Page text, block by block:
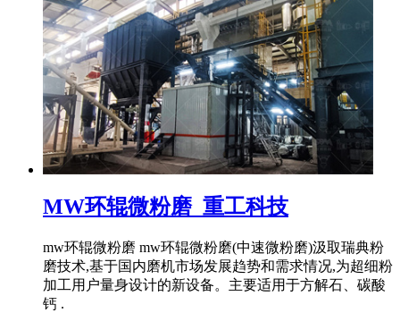
MW环辊微粉磨_重工科技
mw环辊微粉磨 mw环辊微粉磨(中速微粉磨)汲取瑞典粉
磨技术,基于国内磨机市场发展趋势和需求情况,为超细粉
加工用户量身设计的新设备。主要适用于方解石、碳酸
钙 .